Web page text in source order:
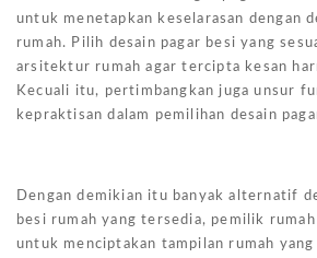
untuk menetapkan keselarasan dengan
rumah. Pilih desain pagar besi yang
arsitektur rumah agar tercipta kesan
Kecuali itu, pertimbangkan juga unsur
kepraktisan dalam pemilihan desain
Dengan demikian itu banyak alternatif
besi rumah yang tersedia, pemilik
untuk menciptakan tampilan rumah